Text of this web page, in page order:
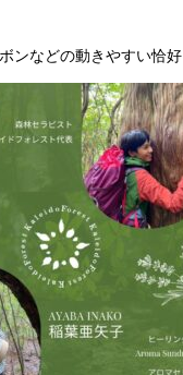
ンなどの動きやすい恰好